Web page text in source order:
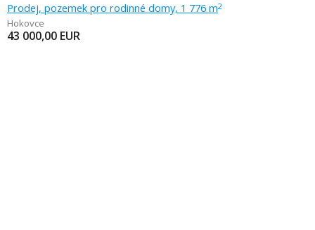
Prodej, pozemek pro rodinné domy, 1 776 m2
Hokovce
43 000,00 EUR